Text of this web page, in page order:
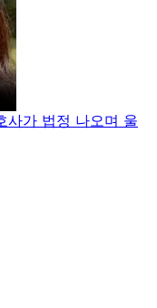
사가 법정 나오며 울